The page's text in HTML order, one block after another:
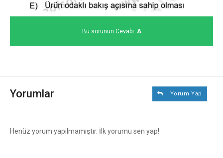
Bu sorunun Cevabı: A
Yorumlar Yorum Yap
Henüz yorum yapılmamıştır. İlk yorumu sen yap!